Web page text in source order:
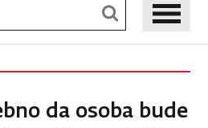
da osoba bude